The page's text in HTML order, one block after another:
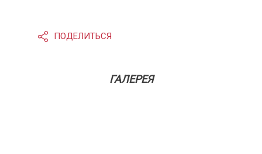
ПОДЕЛИТЬСЯ
ГАЛЕРЕЯ